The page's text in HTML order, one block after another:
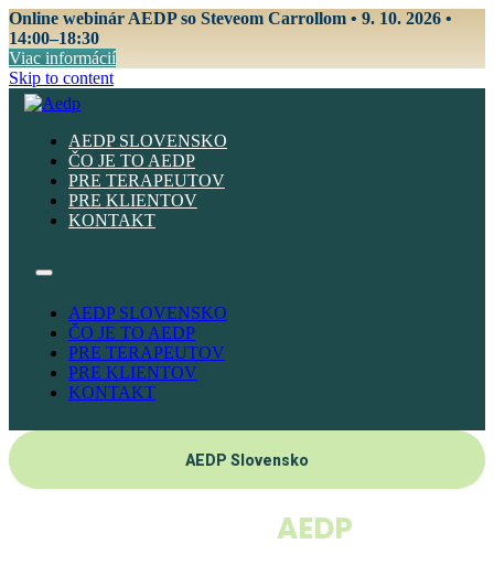
Online webinár AEDP so Steveom Carrollom • 9. 10. 2026 •
14:00–18:30
Viac informácií
Skip to content
AEDP SLOVENSKO
ČO JE TO AEDP
PRE TERAPEUTOV
PRE KLIENTOV
KONTAKT
AEDP SLOVENSKO
ČO JE TO AEDP
PRE TERAPEUTOV
PRE KLIENTOV
KONTAKT
AEDP Slovensko
AEDP